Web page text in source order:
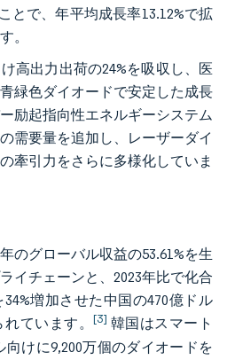
とで、年平均成長率13.12%で拡
。
高出力出荷の24%を吸収し、医
緑色ダイオードで安定した成長
励起指向性エネルギーシステム
需要量を追加し、レーザーダイ
牽引力をさらに多様化していま
のグローバル収益の53.61%を生
イチェーンと、2023年比で化合
増加させた中国の470億ドル
れています。[3] 韓国はスマート
けに9,200万個のダイオードを